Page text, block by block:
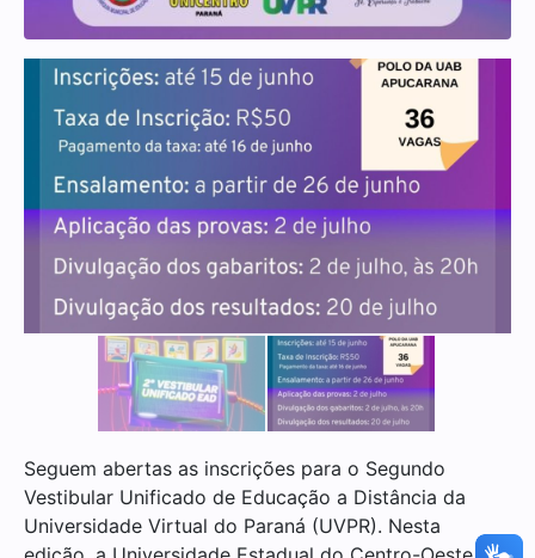
Seguem abertas as inscrições para o Segundo
Vestibular Unificado de Educação a Distância da
Universidade Virtual do Paraná (UVPR). Nesta